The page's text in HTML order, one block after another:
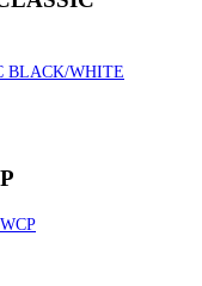
BLACK/WHITE